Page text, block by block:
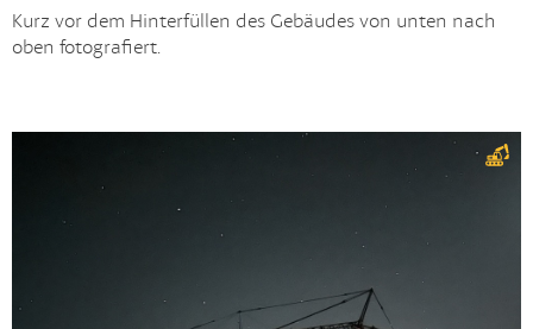
Kurz vor dem Hinterfüllen des Gebäudes von unten nach
oben fotografiert.